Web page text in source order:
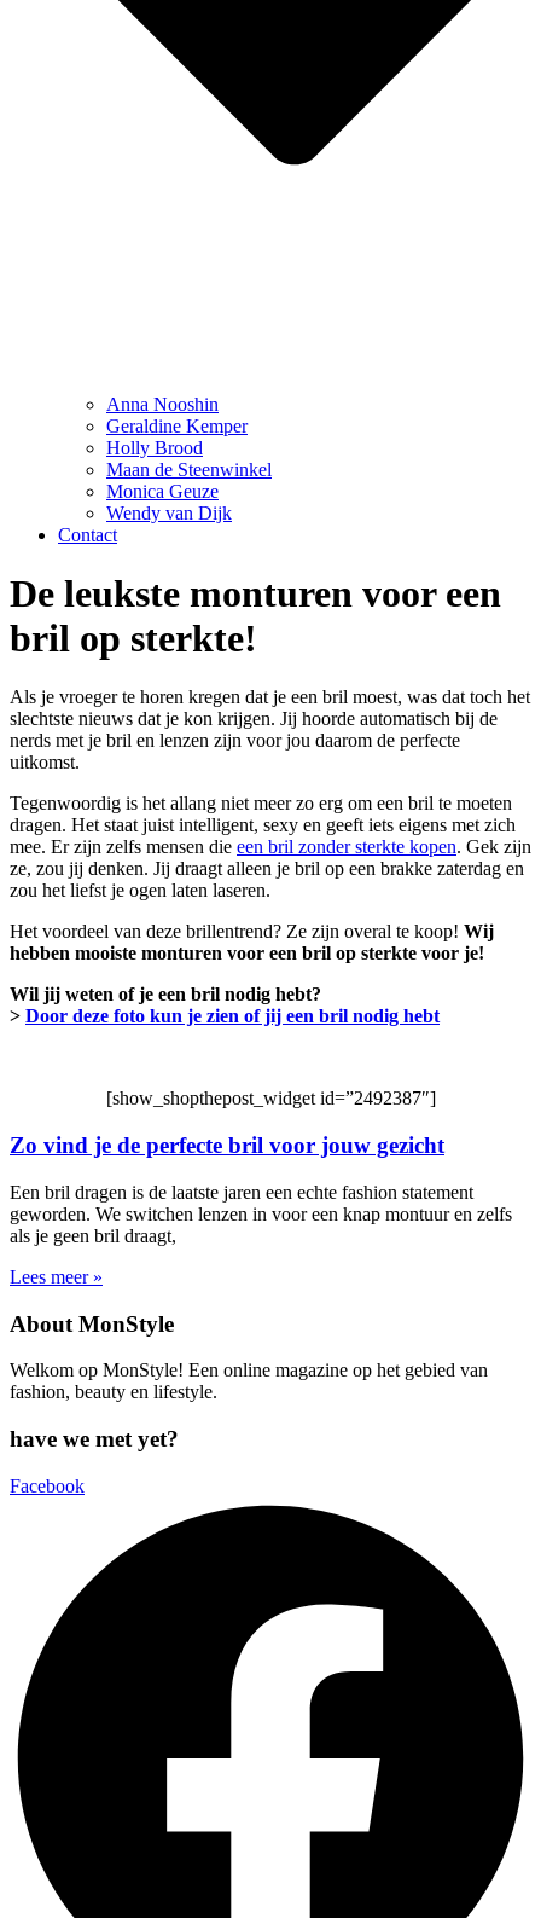
Anna Nooshin
Geraldine Kemper
Holly Brood
Maan de Steenwinkel
Monica Geuze
Wendy van Dijk
Contact
De leukste monturen voor een
bril op sterkte!
Als je vroeger te horen kregen dat je een bril moest, was dat toch het
slechtste nieuws dat je kon krijgen. Jij hoorde automatisch bij de
nerds met je bril en lenzen zijn voor jou daarom de perfecte
uitkomst.
Tegenwoordig is het allang niet meer zo erg om een bril te moeten
dragen. Het staat juist intelligent, sexy en geeft iets eigens met zich
mee. Er zijn zelfs mensen die een bril zonder sterkte kopen. Gek zijn
ze, zou jij denken. Jij draagt alleen je bril op een brakke zaterdag en
zou het liefst je ogen laten laseren.
Het voordeel van deze brillentrend? Ze zijn overal te koop! Wij
hebben mooiste monturen voor een bril op sterkte voor je!
Wil jij weten of je een bril nodig hebt?
> Door deze foto kun je zien of jij een bril nodig hebt
[show_shopthepost_widget id=”2492387″]
Zo vind je de perfecte bril voor jouw gezicht
Een bril dragen is de laatste jaren een echte fashion statement
geworden. We switchen lenzen in voor een knap montuur en zelfs
als je geen bril draagt,
Lees meer »
About MonStyle
Welkom op MonStyle! Een online magazine op het gebied van
fashion, beauty en lifestyle.
have we met yet?
Facebook